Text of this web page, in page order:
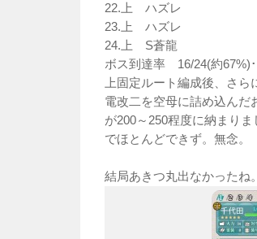
22.上 ハズレ
23.上 ハズレ
24.上 S蒼龍
ボス到達率 16/24(約67%)･
上固定ルート編成後、さ
電改二を空母に詰め込んだ
が200～250程度に納まり
でほとんどできず。無念。
結局あきつ丸出なかったね